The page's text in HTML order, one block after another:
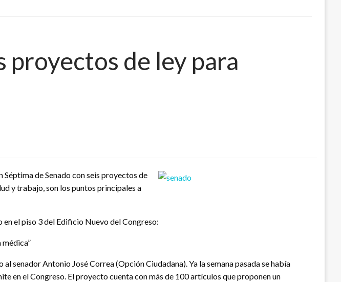
proyectos de ley para
de Senado con seis proyectos de
y trabajo, son los puntos principales a
el piso 3 del Edificio Nuevo del Congreso:
senador Antonio José Correa (Opción Ciudadana). Ya la semana pasada se había
en el Congreso. El proyecto cuenta con más de 100 artículos que proponen un